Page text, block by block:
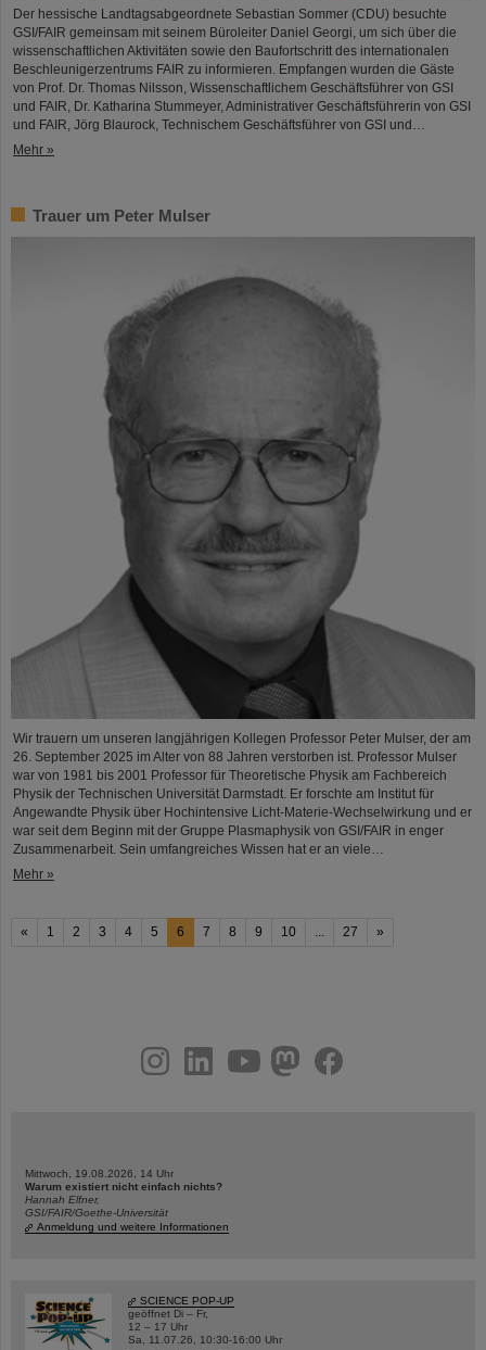
Der hessische Landtagsabgeordnete Sebastian Sommer (CDU) besuchte
GSI/FAIR gemeinsam mit seinem Büroleiter Daniel Georgi, um sich über die
wissenschaftlichen Aktivitäten sowie den Baufortschritt des internationalen
Beschleunigerzentrums FAIR zu informieren. Empfangen wurden die Gäste
von Prof. Dr. Thomas Nilsson, Wissenschaftlichem Geschäftsführer von GSI
und FAIR, Dr. Katharina Stummeyer, Administrativer Geschäftsführerin von GSI
und FAIR, Jörg Blaurock, Technischem Geschäftsführer von GSI und…
Mehr »
Trauer um Peter Mulser
Wir trauern um unseren langjährigen Kollegen Professor Peter Mulser, der am
26. September 2025 im Alter von 88 Jahren verstorben ist. Professor Mulser
war von 1981 bis 2001 Professor für Theoretische Physik am Fachbereich
Physik der Technischen Universität Darmstadt. Er forschte am Institut für
Angewandte Physik über Hochintensive Licht-Materie-Wechselwirkung und er
war seit dem Beginn mit der Gruppe Plasmaphysik von GSI/FAIR in enger
Zusammenarbeit. Sein umfangreiches Wissen hat er an viele…
Mehr »
« 1 2 3 4 5 6 7 8 9 10 27 »
youtubehelmholtz.socialfacebook
Mittwoch, 19.08.2026, 14 Uhr
Warum existiert nicht einfach nichts?
Hannah Elfner,
GSI/FAIR/Goethe-Universität
Anmeldung und weitere Informationen
SCIENCE POP-UP
geöffnet Di – Fr,
12 – 17 Uhr
Sa, 11.07.26, 10:30-16:00 Uhr